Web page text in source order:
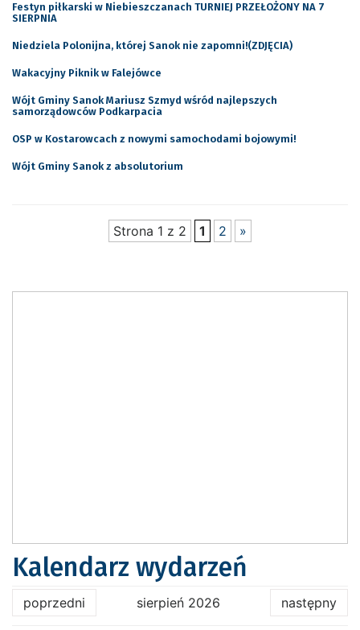
Festyn piłkarski w Niebieszczanach TURNIEJ PRZEŁOŻONY NA 7
SIERPNIA
Niedziela Polonijna, której Sanok nie zapomni!(ZDJĘCIA)
Wakacyjny Piknik w Falejówce
Wójt Gminy Sanok Mariusz Szmyd wśród najlepszych
samorządowców Podkarpacia
OSP w Kostarowcach z nowymi samochodami bojowymi!
Wójt Gminy Sanok z absolutorium
Strona 1 z 2 1 2 »
Kalendarz wydarzeń
poprzedni sierpień 2026 następny